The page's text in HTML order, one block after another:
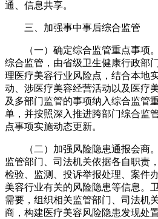
通、信息共享。
三、加强事中事后综合监管
（一）确定综合监管重点事项
综合监管，由省级卫生健康行政部
理医疗美容行业风险点，结合本地
动、涉医疗美容经营活动以及医疗
及多部门监管的事项纳入综合监管
单，并按照深入推进跨部门综合监
点事项实施动态更新。
（二）加强风险隐患通报会商
监管部门、司法机关依据各自职责
检验、监测、投诉举报处理、案件
美容行业有关的风险隐患等信息。
需要，组织相关监管部门、司法机
商，构建医疗美容风险隐患发现处